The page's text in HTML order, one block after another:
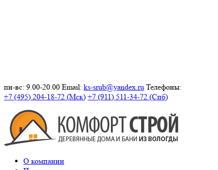
пн-вс: 9.00-20.00 Email: ks-srub@yandex.ru Телефоны:
+7 (495) 204-18-72 (Мск) +7 (911) 511-34-72 (Спб)
О компании